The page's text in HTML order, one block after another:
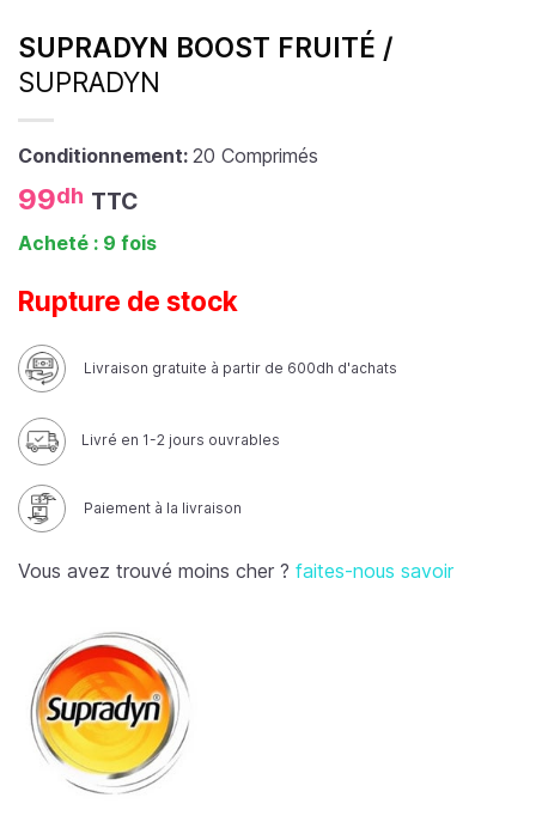
SUPRADYN BOOST FRUITÉ /
SUPRADYN
Conditionnement: 20 Comprimés
99dh TTC
Acheté : 9 fois
Rupture de stock
Livraison gratuite à partir de 600dh d'achats
Livré en 1-2 jours ouvrables
Paiement à la livraison
Vous avez trouvé moins cher ? faites-nous savoir